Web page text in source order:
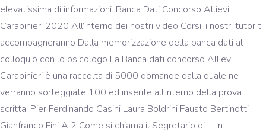
elevatissima di informazioni. Banca Dati Concorso Allievi
Carabinieri 2020 All’interno dei nostri video Corsi, i nostri tutor ti
accompagneranno Dalla memorizzazione della banca dati al
colloquio con lo psicologo La Banca dati concorso Allievi
Carabinieri è una raccolta di 5000 domande dalla quale ne
verranno sorteggiate 100 ed inserite all’interno della prova
scritta. Pier Ferdinando Casini Laura Boldrini Fausto Bertinotti
Gianfranco Fini A 2 Come si chiama il Segretario di … In